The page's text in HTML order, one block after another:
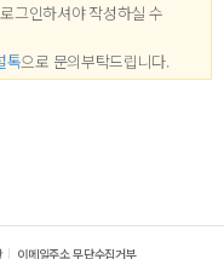
그인하셔야 작성하실 수
톡으로 문의부탁드립니다.
이메일주소 무단수집거부